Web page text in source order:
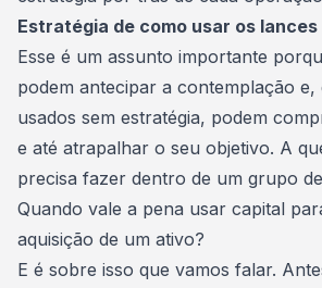
Estratégia de como usar os lances
Esse é um assunto importante
podem antecipar a contemplação e,
usados sem estratégia, podem
e até atrapalhar o seu objetivo. A
precisa fazer dentro de um grupo
Quando vale a pena usar capital
aquisição de um ativo?
E é sobre isso que vamos falar.